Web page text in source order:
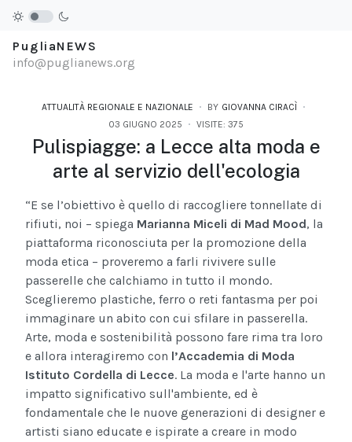
PugliaNEWS
info@puglianews.org
ATTUALITÀ REGIONALE E NAZIONALE BY GIOVANNA CIRACÌ
03 GIUGNO 2025
VISITE: 375
Pulispiagge: a Lecce alta moda e
arte al servizio dell'ecologia
“E se l’obiettivo è quello di raccogliere tonnellate di
rifiuti, noi – spiega Marianna Miceli di Mad Mood, la
piattaforma riconosciuta per la promozione della
moda etica – proveremo a farli rivivere sulle
passerelle che calchiamo in tutto il mondo.
Sceglieremo plastiche, ferro o reti fantasma per poi
immaginare un abito con cui sfilare in passerella.
Arte, moda e sostenibilità possono fare rima tra loro
e allora interagiremo con l’Accademia di Moda
Istituto Cordella di Lecce. La moda e l'arte hanno un
impatto significativo sull'ambiente, ed è
fondamentale che le nuove generazioni di designer e
artisti siano educate e ispirate a creare in modo